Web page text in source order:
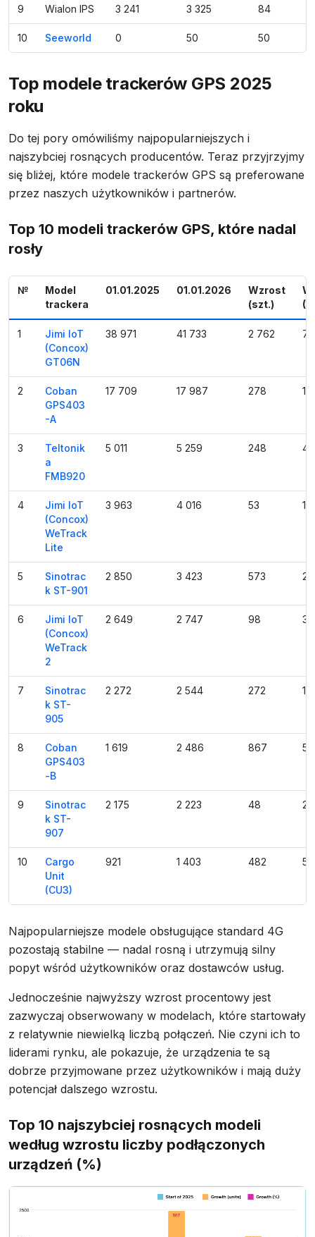
9 Wialon IPS 3 241 3 325 84
10 Seeworld 0 50 50
Top modele trackerów GPS 2025
roku
Do tej pory omówiliśmy najpopularniejszych i
najszybciej rosnących producentów. Teraz przyjrzyjmy
się bliżej, które modele trackerów GPS są preferowane
przez naszych użytkowników i partnerów.
Top 10 modeli trackerów GPS, które nadal
rosły
№
Model
trackera
01.01.2025 01.01.2026
Wzrost
(szt.)
1
Jimi IoT
(Concox)
GT06N
38 971 41 733 2 762
2
Coban
GPS403
-A
17 709 17 987 278
3
Teltonik
a
FMB920
5 011 5 259 248
4
Jimi IoT
(Concox)
WeTrack
Lite
3 963 4 016 53
5
Sinotrac
k ST-901
2 850 3 423 573
6
Jimi IoT
(Concox)
WeTrack
2
2 649 2 747 98
7
Sinotrac
k ST-
905
2 272 2 544 272
8
Coban
GPS403
-B
1 619 2 486 867
9
Sinotrac
k ST-
907
2 175 2 223 48
10
Cargo
Unit
(CU3)
921 1 403 482
Najpopularniejsze modele obsługujące standard 4G
pozostają stabilne — nadal rosną i utrzymują silny
popyt wśród użytkowników oraz dostawców usług.
Jednocześnie najwyższy wzrost procentowy jest
zazwyczaj obserwowany w modelach, które startowały
z relatywnie niewielką liczbą połączeń. Nie czyni ich to
liderami rynku, ale pokazuje, że urządzenia te są
dobrze przyjmowane przez użytkowników i mają duży
potencjał dalszego wzrostu.
Top 10 najszybciej rosnących modeli
według wzrostu liczby podłączonych
urządzeń (%)